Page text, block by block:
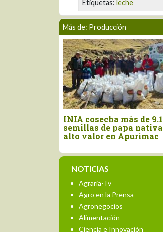
Etiquetas: leche
Más de: Producción
INIA cosecha más de 9.160
semillas de papa nativa de
alto valor en Apurímac
NOTICIAS
Agraria-Tv
Agro en la Prensa
Agronegocios
Alimentación
Ciencia e Innovación